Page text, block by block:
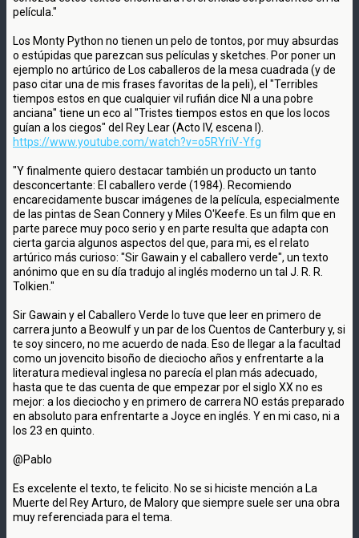
película."
Los Monty Python no tienen un pelo de tontos, por muy absurdas
o estúpidas que parezcan sus películas y sketches. Por poner un
ejemplo no artúrico de Los caballeros de la mesa cuadrada (y de
paso citar una de mis frases favoritas de la peli), el "Terribles
tiempos estos en que cualquier vil rufián dice NI a una pobre
anciana" tiene un eco al "Tristes tiempos estos en que los locos
guían a los ciegos" del Rey Lear (Acto IV, escena I).
https://www.youtube.com/watch?v=o5RYriV-Yfg
"Y finalmente quiero destacar también un producto un tanto
desconcertante: El caballero verde (1984). Recomiendo
encarecidamente buscar imágenes de la película, especialmente
de las pintas de Sean Connery y Miles O'Keefe. Es un film que en
parte parece muy poco serio y en parte resulta que adapta con
cierta garcia algunos aspectos del que, para mi, es el relato
artúrico más curioso: "Sir Gawain y el caballero verde", un texto
anónimo que en su día tradujo al inglés moderno un tal J. R. R.
Tolkien."
Sir Gawain y el Caballero Verde lo tuve que leer en primero de
carrera junto a Beowulf y un par de los Cuentos de Canterbury y, si
te soy sincero, no me acuerdo de nada. Eso de llegar a la facultad
como un jovencito bisoño de dieciocho años y enfrentarte a la
literatura medieval inglesa no parecía el plan más adecuado,
hasta que te das cuenta de que empezar por el siglo XX no es
mejor: a los dieciocho y en primero de carrera NO estás preparado
en absoluto para enfrentarte a Joyce en inglés. Y en mi caso, ni a
los 23 en quinto.
@Pablo
Es excelente el texto, te felicito. No se si hiciste mención a La
Muerte del Rey Arturo, de Malory que siempre suele ser una obra
muy referenciada para el tema.